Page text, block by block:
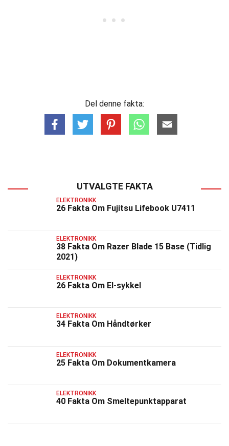
Del denne fakta:
UTVALGTE FAKTA
ELEKTRONIKK
26 Fakta Om Fujitsu Lifebook U7411
ELEKTRONIKK
38 Fakta Om Razer Blade 15 Base (Tidlig
2021)
ELEKTRONIKK
26 Fakta Om El-sykkel
ELEKTRONIKK
34 Fakta Om Håndtørker
ELEKTRONIKK
25 Fakta Om Dokumentkamera
ELEKTRONIKK
40 Fakta Om Smeltepunktapparat